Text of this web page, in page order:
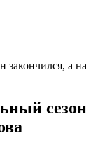
закончился, а на
сезон